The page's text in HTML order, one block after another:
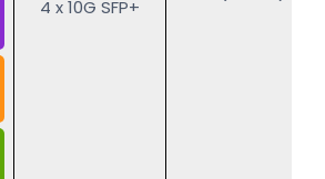
4 x 10G SFP+